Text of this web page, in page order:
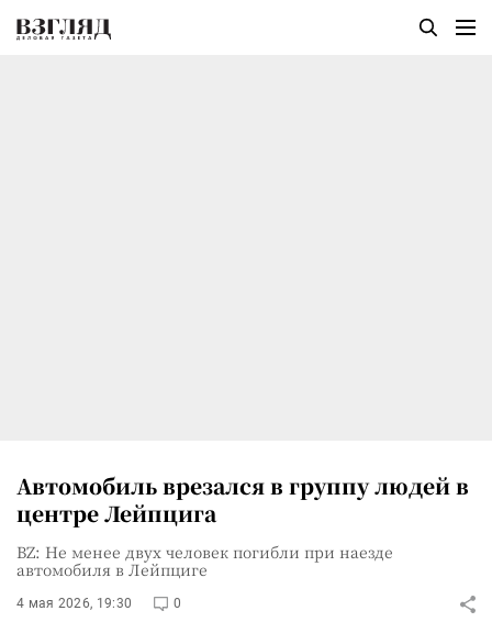
Автомобиль врезался в группу людей в
центре Лейпцига
BZ: Не менее двух человек погибли при наезде
автомобиля в Лейпциге
4 мая 2026, 19:30 0